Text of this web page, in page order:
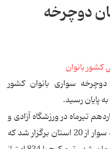
دوچرخه
سواری بانوان کشور
پایان رسید.
تیرماه در ورزشگاه آزادی و
پارک چیتگر با شرکت 120 دوچرخه سوار از 20 استان برگزار شد که